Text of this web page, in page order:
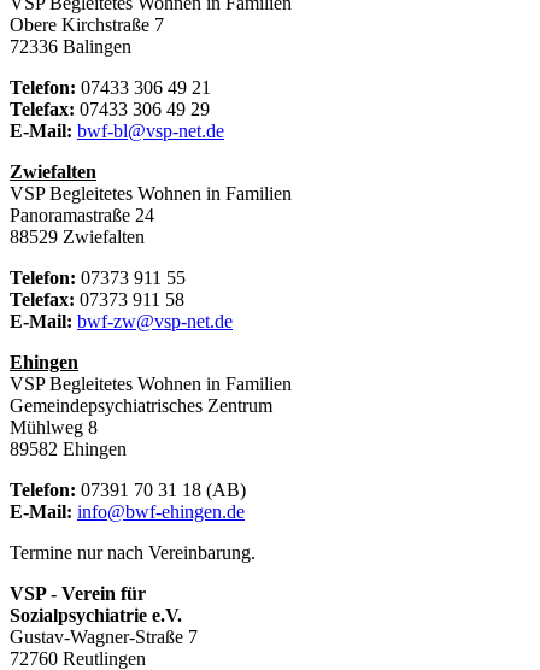
Obere Kirchstraße 7
72336 Balingen
Telefon: 07433 306 49 21
Telefax: 07433 306 49 29
E-Mail: bwf-bl@vsp-net.de
Zwiefalten
VSP Begleitetes Wohnen in Familien
Panoramastraße 24
88529 Zwiefalten
Telefon: 07373 911 55
Telefax: 07373 911 58
E-Mail: bwf-zw@vsp-net.de
Ehingen
VSP Begleitetes Wohnen in Familien
Gemeindepsychiatrisches Zentrum
Mühlweg 8
89582 Ehingen
Telefon: 07391 70 31 18 (AB)
E-Mail: info@bwf-ehingen.de
Termine nur nach Vereinbarung.
VSP - Verein für
Sozialpsychiatrie e.V.
Gustav-Wagner-Straße 7
72760 Reutlingen